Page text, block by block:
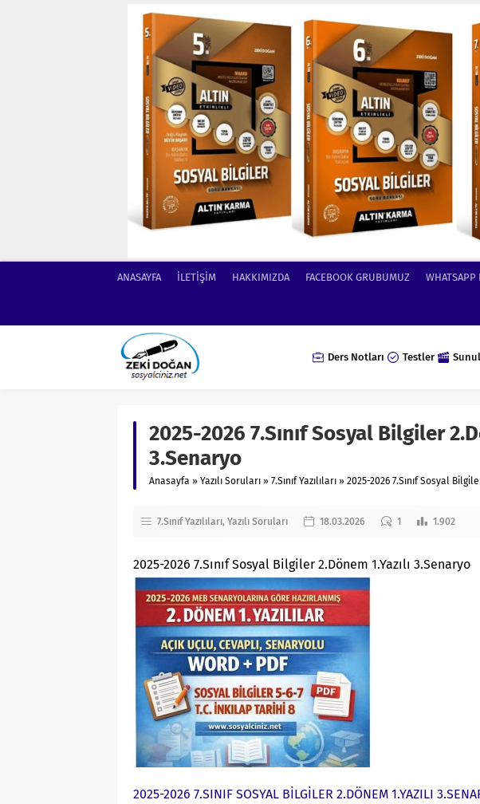
ANASAYFA İLETİŞİM HAKKIMIZDA FACEBOOK GRUBUMUZ WHATSAPP
Ders Notları Testler
2025-2026 7.Sınıf Sosyal Bilgiler
3.Senaryo
Anasayfa » Yazılı Soruları » 7.Sınıf Yazılıları » 2025-2026 7.Sınıf Sosyal
7.Sınıf Yazılıları Yazılı Soruları 18.03.2026 1 1.902
2025-2026 7.Sınıf Sosyal Bilgiler 2.Dönem 1.Yazılı 3.Senaryo
2025-2026 7.SINIF SOSYAL BİLGİLER 2.DÖNEM 1.YAZILI